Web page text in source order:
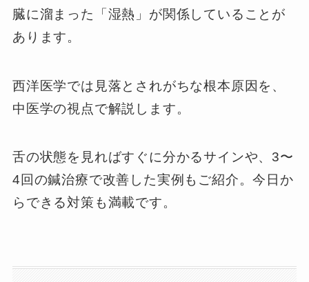
臓に溜まった「湿熱」が関係していることが
あります。
西洋医学では見落とされがちな根本原因を、
中医学の視点で解説します。
舌の状態を見ればすぐに分かるサインや、3〜
4回の鍼治療で改善した実例もご紹介。今日か
らできる対策も満載です。